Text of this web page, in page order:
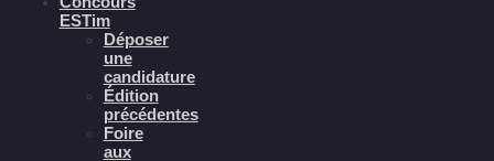
ESTim
Déposer
une
candidature
Édition
précédentes
Foire
aux